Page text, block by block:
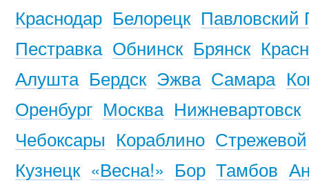
Краснодар Белорецк Павловский
Пестравка Обнинск Брянск
Алушта Бердск Эжва Самара
Оренбург Москва Нижневартовск
Чебоксары Кораблино Стрежевой
Кузнецк «Весна!» Бор Тамбов